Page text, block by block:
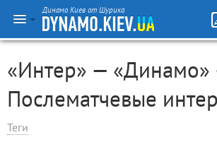
Динамо Киев от Шурика
«Интер» — «Динамо»
Послематчевые
Теги